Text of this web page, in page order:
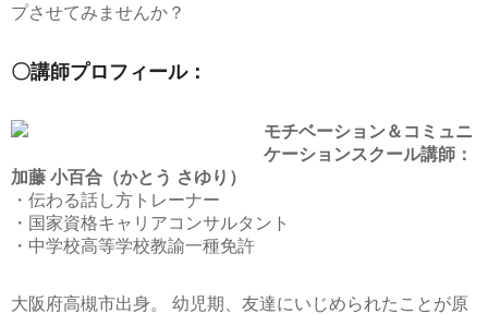
プさせてみませんか？
〇講師プロフィール：
モチベーション＆コミュニ
ケーションスクール講師：
加藤 小百合（かとう さゆり）
・伝わる話し方トレーナー
・国家資格キャリアコンサルタント
・中学校高等学校教諭一種免許
大阪府高槻市出身。 幼児期、友達にいじめられたことが原